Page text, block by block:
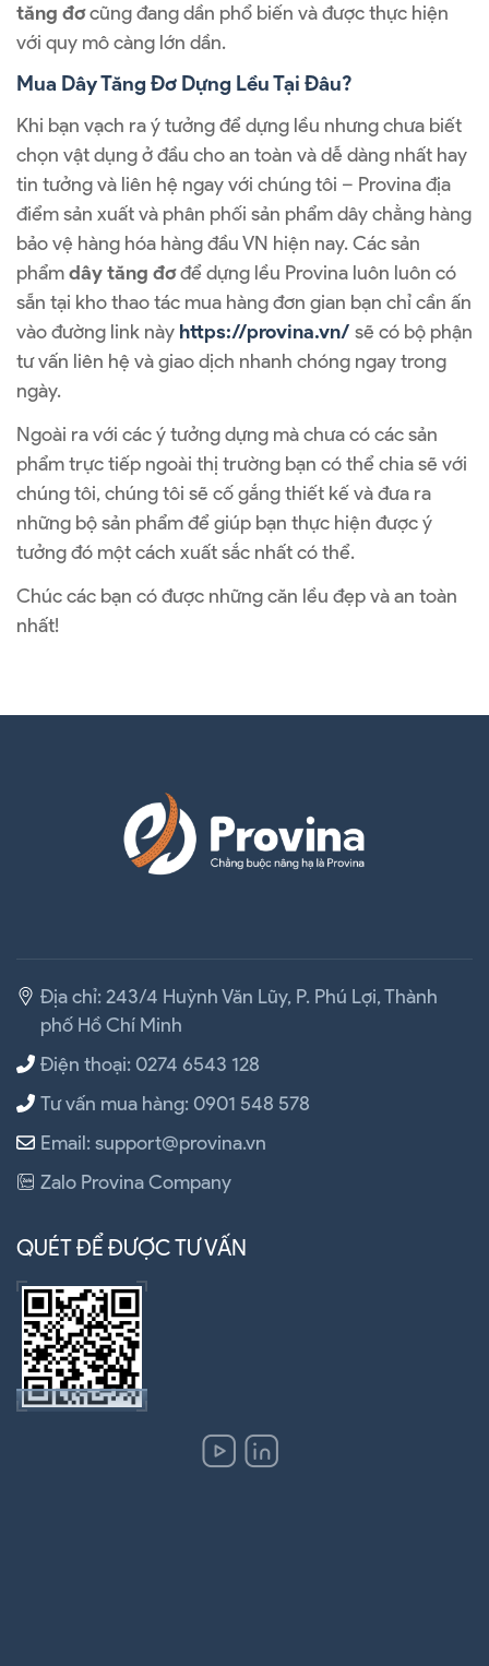
tăng đơcũng đang dần phổ biến và được thực hiện
với quy mô càng lớn dần.
Mua Dây Tăng Đơ Dựng Lều Tại Đâu?
Khi bạn vạch ra ý tưởng để dựng lều nhưng chưa biết
chọn vật dụng ở đầu cho an toàn và dễ dàng nhất hay
tin tưởng và liên hệ ngay với chúng tôi – Provina địa
điểm sản xuất và phân phối sản phẩm dây chằng hàng
bảo vệ hàng hóa hàng đầu VN hiện nay. Các sản
phẩmdây tăng đơđể dựng lều Provina luôn luôn có
sẵn tại kho thao tác mua hàng đơn gian bạn chỉ cần ấn
vào đường link này https://provina.vn/ sẽ có bộ phận
tư vấn liên hệ và giao dịch nhanh chóng ngay trong
ngày.
Ngoài ra với các ý tưởng dựng mà chưa có các sản
phẩm trực tiếp ngoài thị trường bạn có thể chia sẽ với
chúng tôi, chúng tôi sẽ cố gắng thiết kế và đưa ra
những bộ sản phẩm để giúp bạn thực hiện được ý
tưởng đó một cách xuất sắc nhất có thể.
Chúc các bạn có được những căn lều đẹp và an toàn
nhất!
Địa chỉ: 243/4 Huỳnh Văn Lũy, P. Phú Lợi, Thành
phố Hồ Chí Minh
Điện thoại: 0274 6543 128
Tư vấn mua hàng: 0901 548 578
Email: support@provina.vn
Zalo Provina Company
QUÉT ĐỂ ĐƯỢC TƯ VẤN